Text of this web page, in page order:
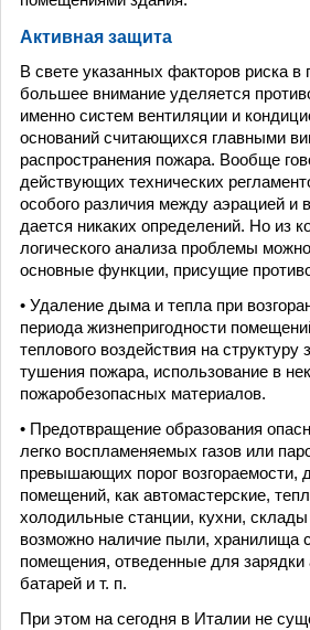
Активная защита
В свете указанных факторов риска
большее внимание уделяется
именно систем вентиляции и
оснований считающихся главными
распространения пожара. Вообще
действующих технических
особого различия между аэрацией и
дается никаких определений. Но из
логического анализа проблемы
основные функции, присущие
• Удаление дыма и тепла при
периода жизнепригодности
теплового воздействия на структуру
тушения пожара, использование в
пожаробезопасных материалов.
• Предотвращение образования
легко воспламеняемых газов или
превышающих порог возгораемости,
помещений, как автомастерские,
холодильные станции, кухни, склады
возможно наличие пыли, хранилища
помещения, отведенные для зарядки
батарей и т. п.
При этом на сегодня в Италии не